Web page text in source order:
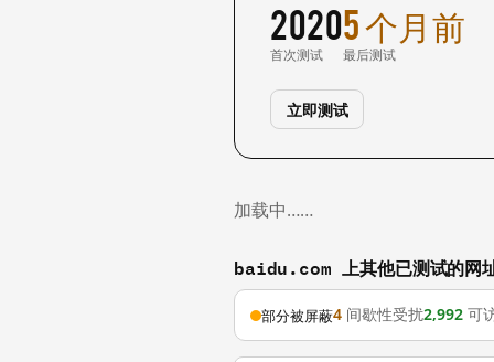
2020
首次测试
5 个月前
最后测试
立即测试
加载中……
baidu.com 上其他已测试的网
部分被屏蔽4 间歇性受扰2,992 可